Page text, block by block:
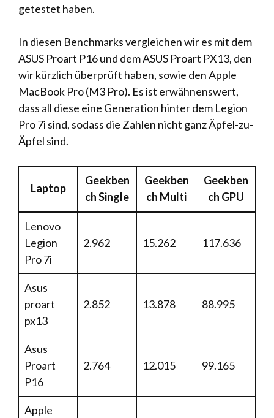
getestet haben.
In diesen Benchmarks vergleichen wir es mit dem
ASUS Proart P16 und dem ASUS Proart PX13, den
wir kürzlich überprüft haben, sowie den Apple
MacBook Pro (M3 Pro). Es ist erwähnenswert,
dass all diese eine Generation hinter dem Legion
Pro 7i sind, sodass die Zahlen nicht ganz Äpfel-zu-
Äpfel sind.
Laptop
Geekben
ch Single
Geekben
ch Multi
Geekben
ch GPU
Lenovo
Legion
Pro 7i
2.962 15.262 117.636
Asus
proart
px13
2.852 13.878 88.995
Asus
Proart
P16
2.764 12.015 99.165
Apple